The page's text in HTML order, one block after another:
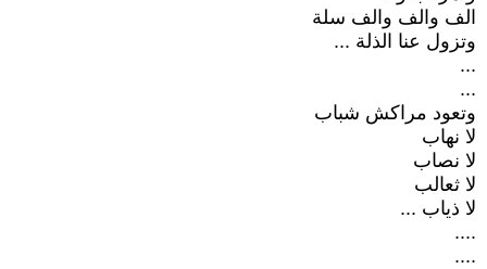
الف والف والف سلة
وتزول عنا الذلة ...
...
...
وتعود مراكش شباب
لا نهاب
لا نصاب
لا ثعالب
لا ذياب ...
....
....